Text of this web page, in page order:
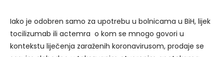
Iako je odobren samo za upotrebu u bolnicama u BiH, lijek
tocilizumab ili actemra o kom se mnogo govori u
kontekstu liječenja zaraženih koronavirusom, prodaje se